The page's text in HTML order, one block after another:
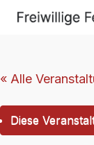
« Alle
Diese